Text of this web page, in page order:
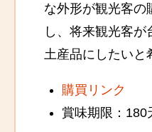
な外形が観光客の
し、将来観光客が
土産品にしたいと
購買リンク
賞味期限：180